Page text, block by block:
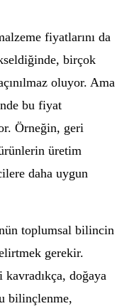
fiyatlarını da
birçok
oluyor. Ama
bu fiyat
Örneğin, geri
üretim
daha uygun
toplumsal bilincin
gerekir.
doğaya
bilinçlenme,